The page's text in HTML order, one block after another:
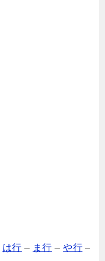
は行 – ま行 –や行–